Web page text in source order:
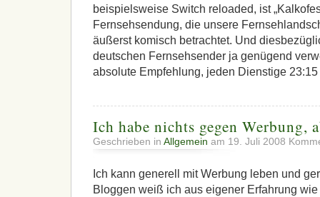
beispielsweise Switch reloaded, ist
Fernsehsendung, die unsere
äußerst komisch betrachtet. Und
deutschen Fernsehsender ja genügend
absolute Empfehlung, jeden Dienstige
Ich habe nichts gegen Werbung,
Geschrieben in Allgemein am 19. Juli 2008
Ich kann generell mit Werbung leben und
Bloggen weiß ich aus eigener Erfahrung